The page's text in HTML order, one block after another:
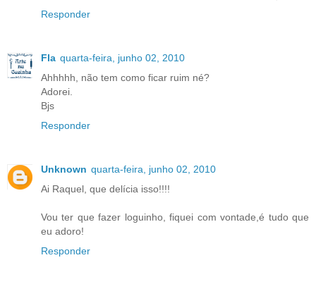
Responder
Fla quarta-feira, junho 02, 2010
Ahhhhh, não tem como ficar ruim né?
Adorei.
Bjs
Responder
Unknown quarta-feira, junho 02, 2010
Ai Raquel, que delícia isso!!!!
Vou ter que fazer loguinho, fiquei com vontade,é tudo que
eu adoro!
Responder